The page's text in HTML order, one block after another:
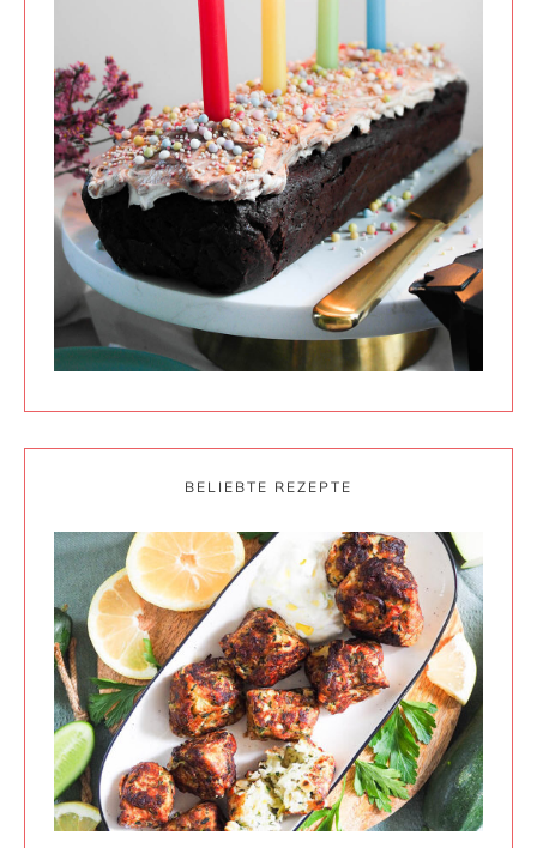
BELIEBTE REZEPTE